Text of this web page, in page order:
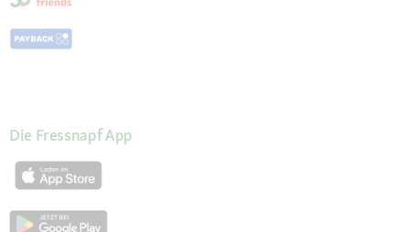
Die Fressnapf App